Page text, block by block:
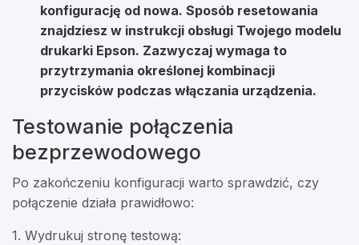
konfigurację od nowa. Sposób resetowania
znajdziesz w instrukcji obsługi Twojego modelu
drukarki Epson. Zazwyczaj wymaga to
przytrzymania określonej kombinacji
przycisków podczas włączania urządzenia.
Testowanie połączenia
bezprzewodowego
Po zakończeniu konfiguracji warto sprawdzić, czy
połączenie działa prawidłowo:
1. Wydrukuj stronę testową: